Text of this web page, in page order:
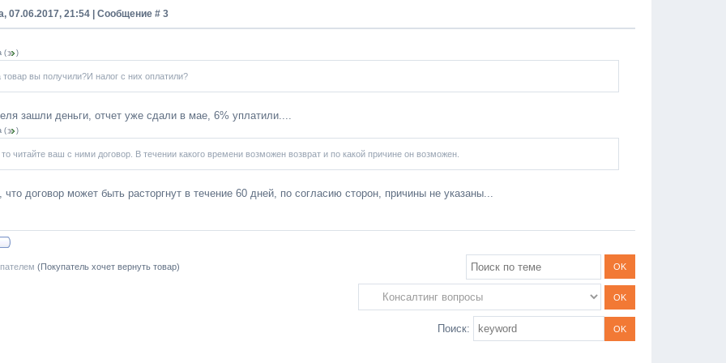
07.06.2017, 21:54 | Сообщение # 3
( )
товар вы получили?И налог с них оплатили?
зашли деньги, отчет уже сдали в мае, 6% уплатили....
( )
читайте ваш с ними договор. В течении какого времени возможен возврат и по какой причине он возможен.
что договор может быть расторгнут в течение 60 дней, по согласию сторон, причины не указаны...
(Покупатель хочет вернуть товар)
Поиск: